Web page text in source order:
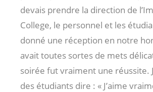
devais prendre la direction de
College, le personnel et les
donné une réception en notre
avait toutes sortes de mets
soirée fut vraiment une réussite.
des étudiants dire : « J’aime